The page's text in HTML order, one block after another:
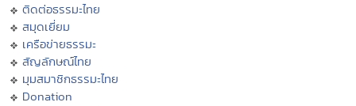
ติดต่อธรรมะไทย
สมุดเยี่ยม
เครือข่ายธรรมะ
สัญลักษณ์ไทย
มุมสมาชิกธรรมะไทย
Donation